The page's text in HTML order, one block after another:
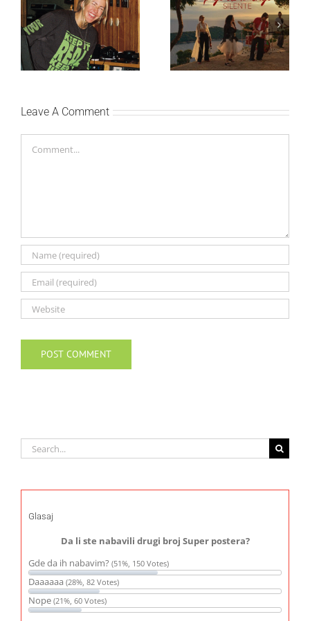
Ellie Goulding otkriva
nežniju stranu novim
singlom „4 Seasons“
Silente objavio novi
singl “Prije ili kasnije”
Leave A Comment
Search
for:
Glasaj
Da li ste nabavili drugi broj Super postera?
Gde da ih nabavim? (51%, 150 Votes)
Daaaaaa (28%, 82 Votes)
Nope (21%, 60 Votes)